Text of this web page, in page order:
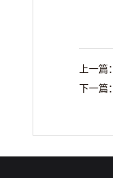
上一篇：
下一篇：